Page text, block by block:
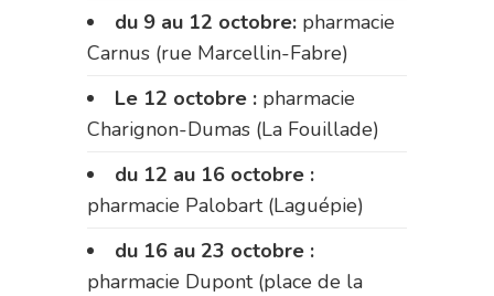
du 9 au 12 octobre: pharmacie
Carnus (rue Marcellin-Fabre)
Le 12 octobre : pharmacie
Charignon-Dumas (La Fouillade)
du 12 au 16 octobre :
pharmacie Palobart (Laguépie)
du 16 au 23 octobre :
pharmacie Dupont (place de la